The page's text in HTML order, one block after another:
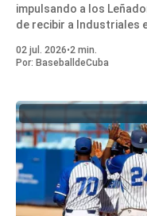
impulsando a los
de recibir a Industriales
02 jul. 2026•2 min.
Por: BaseballdeCuba